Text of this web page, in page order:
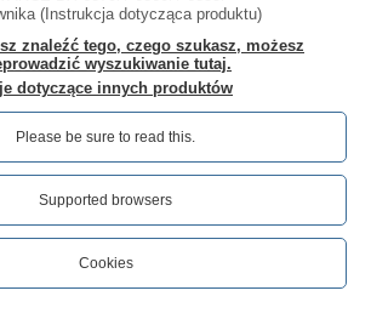
(Instrukcja dotycząca produktu)
znaleźć tego, czego szukasz, możesz
wyszukiwanie tutaj.
dotyczące innych produktów
Please be sure to read this.‎
Supported browsers
Cookies